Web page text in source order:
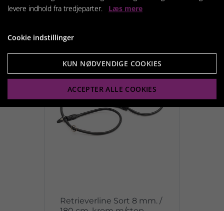
Vis produkt
Retrieverline Sort 8 mm. /
levere indhold fra tredjeparter. Læs mere
Cookie indstillinger
KUN NØDVENDIGE COOKIES
ACCEPTER ALLE COOKIES